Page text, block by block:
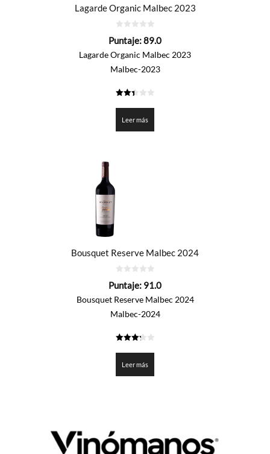
Lagarde Organic Malbec 2023
de
Puntaje:89.0
Lagarde Organic Malbec 2023
Malbec-2023
de 5
Leer más
Bousquet Reserve Malbec 2024
de
Puntaje: 91.0
Bousquet Reserve Malbec 2024
Malbec-2024
de 5
Leer más